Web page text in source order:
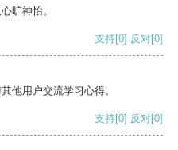
旷神怡。
支持[0] 反对[0]
他用户交流学习心得。
支持[0] 反对[0]